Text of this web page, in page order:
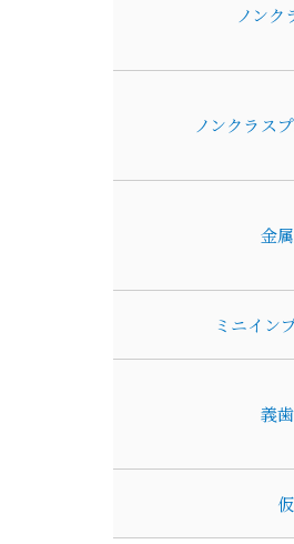
ノンク
ノンクラス
金
ミニイン
義